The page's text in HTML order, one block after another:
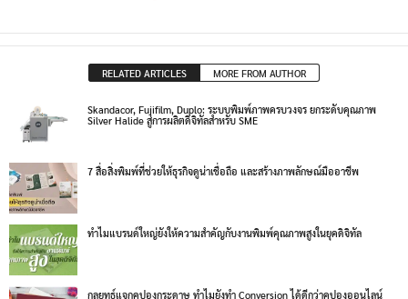
RELATED ARTICLES MORE FROM AUTHOR
Skandacor, Fujifilm, Duplo: ระบบพิมพ์ภาพครบวงจร ยกระดับคุณภาพ
Silver Halide สู่การผลิตดิจิทัลสำหรับ SME
7 สื่อสิ่งพิมพ์ที่ช่วยให้ธุรกิจดูน่าเชื่อถือ และสร้างภาพลักษณ์มืออาชีพ
ทำไมแบรนด์ใหญ่ยังให้ความสำคัญกับงานพิมพ์คุณภาพสูงในยุคดิจิทัล
กลยุทธ์แจกคูปองกระดาษ ทำไมยังทำ Conversion ได้ดีกว่าคูปองออนไลน์